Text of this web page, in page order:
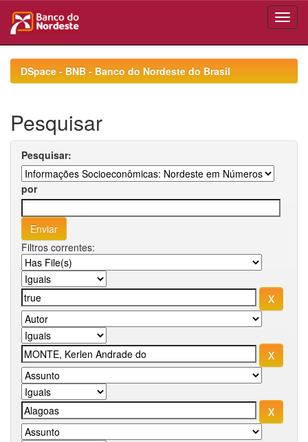
navigationDSpace - BNB - Banco do Nordeste do Brasil
Pesquisar
Pesquisar:
por
Filtros correntes: